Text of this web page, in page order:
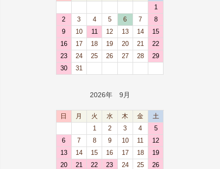
1
2
3 4 5 6 7
8
9
10 11 12 13 14
15
16
17 18 19 20 21
22
23
24 25 26 27 28
29
30
31
2026年 9月
日 月 火 水 木 金
土
1
2 3 4
5
6
7 8 9 10 11
12
13
14 15 16 17 18
19
20
21 22 23 24 25
26